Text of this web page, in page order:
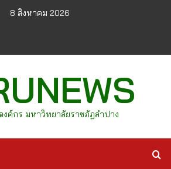
8 สิงหาคม 2026
งค์กร มหาวิทยาลัยราชภัฏลำปาง